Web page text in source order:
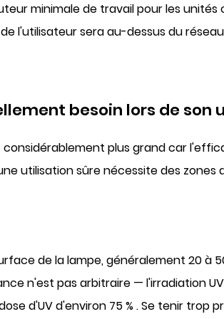
minimale de travail pour les unités
l'utilisateur sera au-dessus du
besoin lors de son
plus grand car
utilisation sûre nécessite des zones
de la lampe, généralement 20 à
n'est pas arbitraire — l'irradiation
d'UV d'environ 75 %. Se tenir trop